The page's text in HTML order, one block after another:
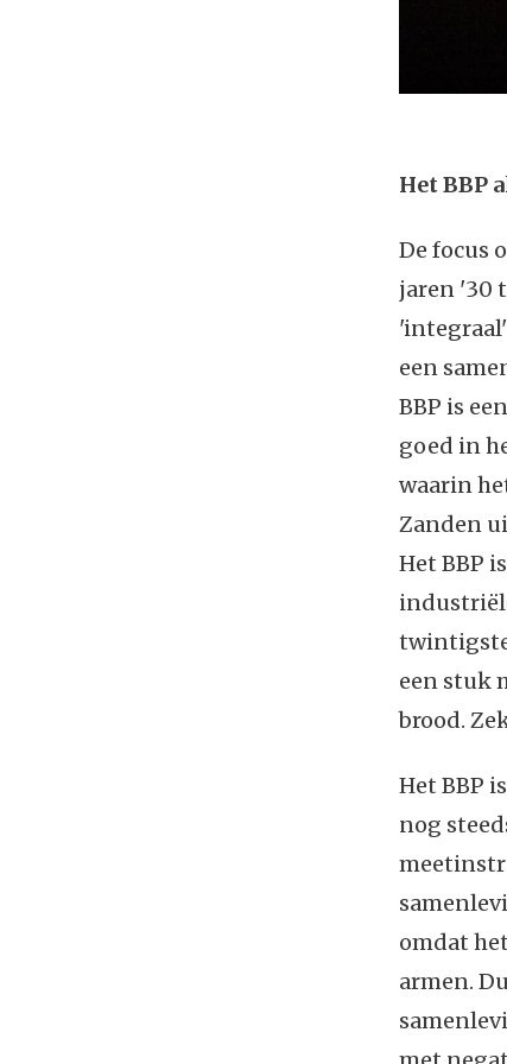
Het BBP
De focus
jaren '30
'integraal'
een
BBP is
goed in
waarin
Zanden
Het BBP
twintigste
een stuk
brood.
Het BBP
nog
omdat
armen.